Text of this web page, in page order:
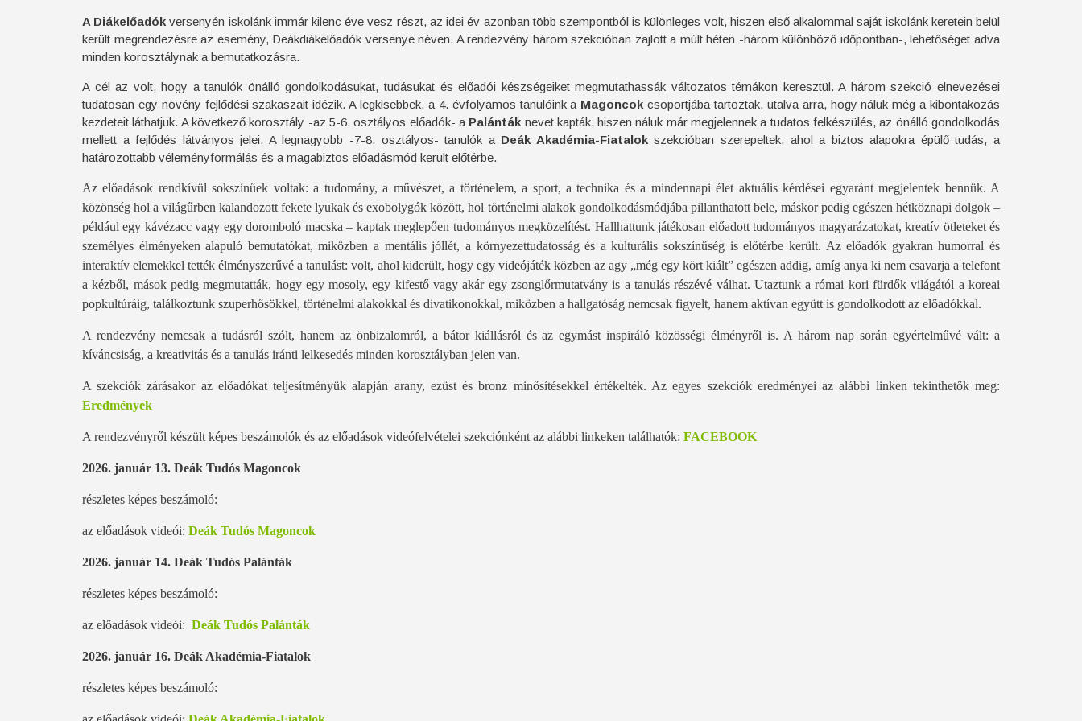
A Diákelőadók versenyén iskolánk immár kilenc éve vesz részt, az idei év azonban több szempontból is különleges volt, hiszen első alkalommal saját iskolánk keretein belül
került megrendezésre az esemény, Deákdiákelőadók versenye néven. A rendezvény három szekcióban zajlott a múlt héten -három különböző időpontban-, lehetőséget adva
minden korosztálynak a bemutatkozásra.
A cél az volt, hogy a tanulók önálló gondolkodásukat, tudásukat és előadói készségeiket megmutathassák változatos témákon keresztül. A három szekció elnevezései
tudatosan egy növény fejlődési szakaszait idézik. A legkisebbek, a 4. évfolyamos tanulóink a Magoncok csoportjába tartoztak, utalva arra, hogy náluk még a kibontakozás
kezdeteit láthatjuk. A következő korosztály -az 5-6. osztályos előadók- a Palánták nevet kapták, hiszen náluk már megjelennek a tudatos felkészülés, az önálló gondolkodás
mellett a fejlődés látványos jelei. A legnagyobb -7-8. osztályos- tanulók a Deák Akadémia-Fiatalokszekcióban szerepeltek, ahol a biztos alapokra épülő tudás, a
határozottabb véleményformálás és a magabiztos előadásmód került előtérbe.
Az előadások rendkívül sokszínűek voltak: a tudomány, a művészet, a történelem, a sport, a technika és a mindennapi élet aktuális kérdései egyaránt megjelentek bennük. A
közönség hol a világűrben kalandozott fekete lyukak és exobolygók között, hol történelmi alakok gondolkodásmódjába pillanthatott bele, máskor pedig egészen hétköznapi dolgok –
például egy kávézacc vagy egy doromboló macska – kaptak meglepően tudományos megközelítést. Hallhattunk játékosan előadott tudományos magyarázatokat, kreatív ötleteket és
személyes élményeken alapuló bemutatókat, miközben a mentális jóllét, a környezettudatosság és a kulturális sokszínűség is előtérbe került. Az előadók gyakran humorral és
interaktív elemekkel tették élményszerűvé a tanulást: volt, ahol kiderült, hogy egy videójáték közben az agy „még egy kört kiált” egészen addig, amíg anya ki nem csavarja a telefont
a kézből, mások pedig megmutatták, hogy egy mosoly, egy kifestő vagy akár egy zsonglőrmutatvány is a tanulás részévé válhat. Utaztunk a római kori fürdők világától a koreai
popkultúráig, találkoztunk szuperhősökkel, történelmi alakokkal és divatikonokkal, miközben a hallgatóság nemcsak figyelt, hanem aktívan együtt is gondolkodott az előadókkal.
A rendezvény nemcsak a tudásról szólt, hanem az önbizalomról, a bátor kiállásról és az egymást inspiráló közösségi élményről is. A három nap során egyértelművé vált: a
kíváncsiság, a kreativitás és a tanulás iránti lelkesedés minden korosztályban jelen van.
A szekciók zárásakor az előadókat teljesítményük alapján arany, ezüst és bronz minősítésekkel értékelték. Az egyes szekciók eredményei az alábbi linken tekinthetők meg:
Eredmények
A rendezvényről készült képes beszámolók és az előadások videófelvételei szekciónként az alábbi linkeken találhatók: FACEBOOK
2026. január 13. Deák Tudós Magoncok
részletes képes beszámoló:
az előadások videói: Deák Tudós Magoncok
2026. január 14. Deák Tudós Palánták
részletes képes beszámoló:
az előadások videói: Deák Tudós Palánták
2026. január 16. Deák Akadémia-Fiatalok
részletes képes beszámoló: